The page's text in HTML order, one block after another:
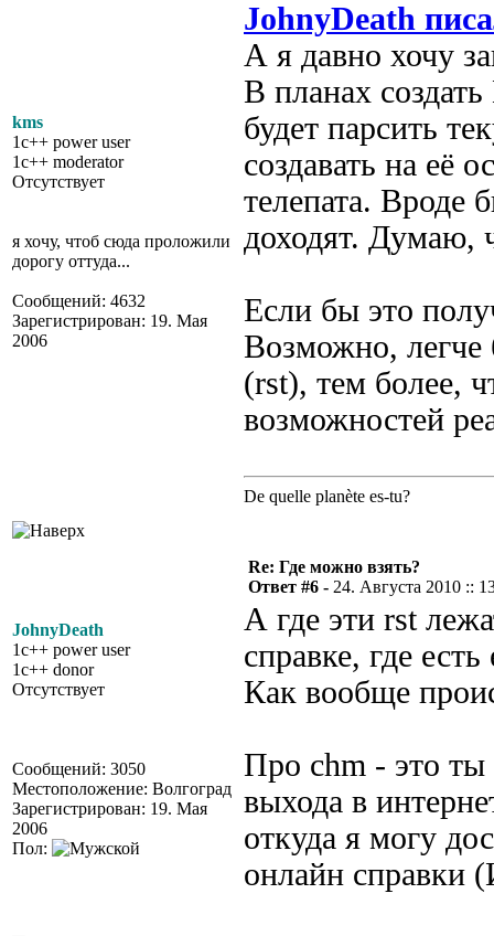
kms
1c++ power user
1c++ moderator
Отсутствует
я хочу, чтоб сюда проложили
дорогу оттуда...
Сообщений: 4632
Зарегистрирован: 19. Мая
2006
JohnyDeath
А я давно хочу
В планах
будет парсить
создавать на её
телепата. Вроде
доходят. Думаю,
Если бы это
Возможно, легче
(rst), тем более,
возможностей
De quelle planète es-tu?
JohnyDeath
1c++ power user
1c++ donor
Отсутствует
Сообщений: 3050
Местоположение: Волгоград
Зарегистрирован: 19. Мая
2006
Пол:
Re: Где можно взять?
Ответ #6 - 24. Августа 2010 ::
А где эти rst
справке, где
Как вообще
Про chm - это ты
выхода в
откуда я могу
онлайн